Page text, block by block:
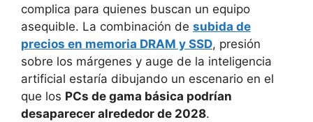
complica para quienes buscan un equipo
asequible. La combinación de subida de
precios en memoria DRAM y SSD, presión
sobre los márgenes y auge de la inteligencia
artificial estaría dibujando un escenario en el
que los PCs de gama básica podrían
desaparecer alrededor de 2028.